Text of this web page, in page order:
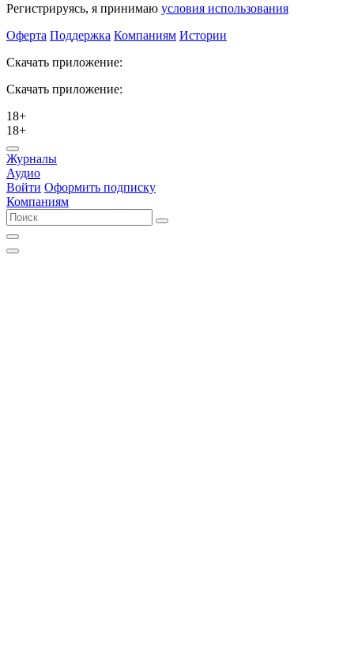
Регистрируясь, я принимаю условия использования
Оферта Поддержка Компаниям Истории
Скачать приложение:
Скачать приложение:
18+
18+
Журналы
Аудио
Войти Оформить подписку
Компаниям